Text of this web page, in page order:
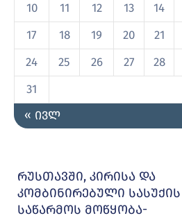
10
11 12 13 14
17
18 19 20 21
24
25 26 27 28
31
« ივლ
რუსთავში, კირისა და
კომბინირებული სასუქის
საწარმოს მოწყობა-